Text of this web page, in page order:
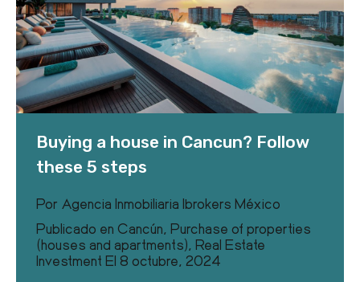
Buying a house in Cancun? Follow
these 5 steps
Por Agencia Inmobiliaria Ibrokers México
Publicado en Cancún, Purchase of properties
(houses and apartments), Real Estate
Investment El 8 octubre, 2024